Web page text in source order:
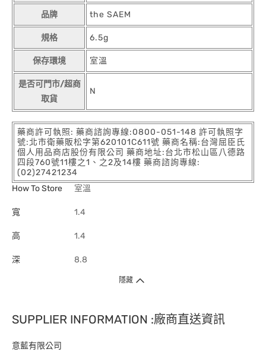
品牌 the SAEM
規格 6.5g
保存環境 室溫
是否可門市/超商
取貨
N
藥商許可執照: 藥商諮詢專線:0800-051-148 許可執照字
號:北市衛藥販松字第620101C611號 藥商名稱:台灣屈臣氏
個人用品商店股份有限公司 藥商地址:台北市松山區八德路
四段760號11樓之1、之2及14樓 藥商諮詢專線:
(02)27421234
How To Store
室溫
寬 1.4
高 1.4
深 8.8
隱藏
SUPPLIER INFORMATION :廠商直送資訊
意藍有限公司